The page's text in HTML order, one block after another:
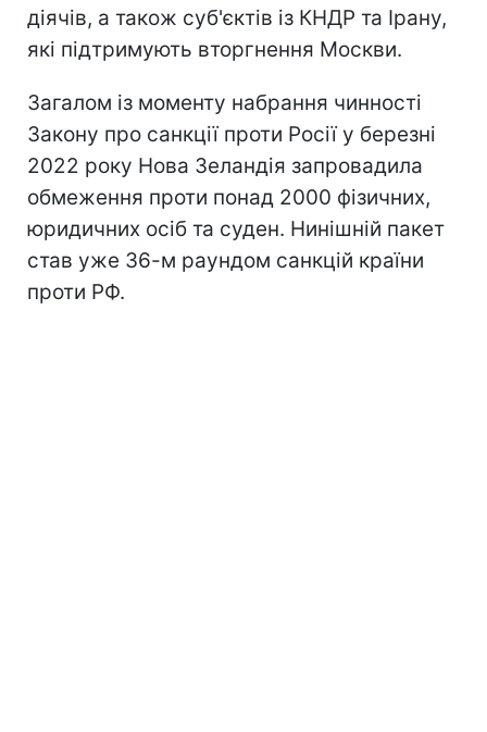
діячів, а також суб'єктів із КНДР та Ірану,
які підтримують вторгнення Москви.
Загалом із моменту набрання чинності
Закону про санкції проти Росії у березні
2022 року Нова Зеландія запровадила
обмеження проти понад 2000 фізичних,
юридичних осіб та суден. Нинішній пакет
став уже 36-м раундом санкцій країни
проти РФ.